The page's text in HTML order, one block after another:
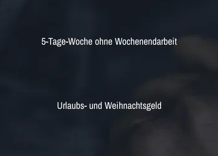
5-Tage-Woche ohne Wochenendarbeit
Urlaubs- und Weihnachtsgeld